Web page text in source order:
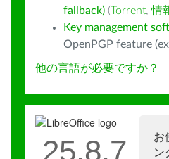
fallback) (Torrent,情
Key management
OpenPGP feature
他の言語が必要ですか？
お
ン
25.8.7